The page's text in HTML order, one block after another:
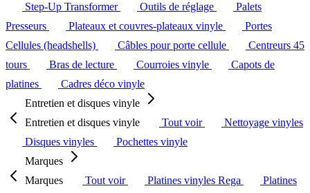
Step-Up Transformer
Outils de réglage
Palets
Presseurs
Plateaux et couvres-plateaux vinyle
Portes
Cellules (headshells)
Câbles pour porte cellule
Centreurs 45
tours
Bras de lecture Courroies vinyle
Capots de
platines
Cadres déco vinyle
Entretien et disques vinyle
Entretien et disques vinyle
Tout voir
Nettoyage vinyles
Disques vinyles
Pochettes vinyle
Marques
Marques
Tout voir Platines vinyles Rega
Platines